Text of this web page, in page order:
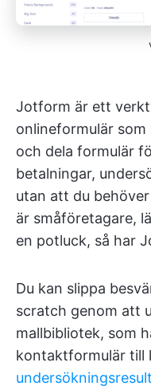
Jotform är ett
onlineformulär som
och dela formulär
betalningar,
utan att du
är småföretagare,
en potluck, så har
Du kan slippa
scratch genom att
mallbibliotek, som
kontaktformulär till